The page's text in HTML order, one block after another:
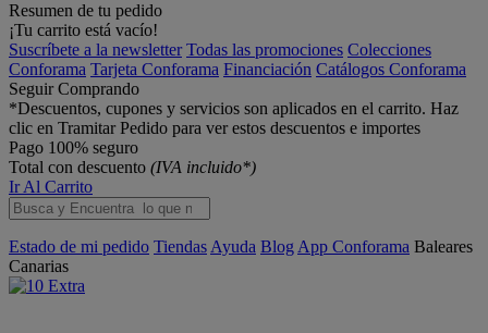
Resumen de tu pedido
¡Tu carrito está vacío!
Suscríbete a la newsletter Todas las promociones Colecciones
Conforama Tarjeta Conforama Financiación Catálogos Conforama
Seguir Comprando
*Descuentos, cupones y servicios son aplicados en el carrito. Haz
clic en Tramitar Pedido para ver estos descuentos e importes
Pago 100% seguro
Total con descuento (IVA incluido*)
Ir Al Carrito
Estado de mi pedido Tiendas Ayuda Blog App Conforama Baleares
Canarias